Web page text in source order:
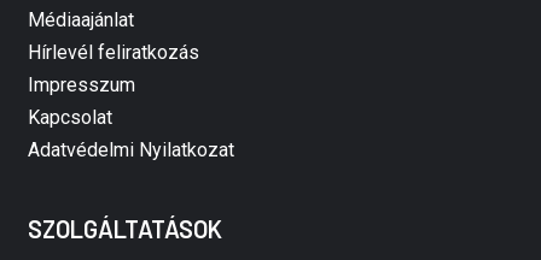
Médiaajánlat
Hírlevél feliratkozás
Impresszum
Kapcsolat
Adatvédelmi Nyilatkozat
SZOLGÁLTATÁSOK